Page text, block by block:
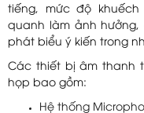
tiếng, mức độ
quanh làm ảnh
phát biểu ý kiến trong
Các thiết bị âm thanh
họp bao gồm:
Hệ thống